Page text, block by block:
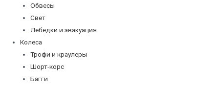
Обвесы
Свет
Лебедки и эвакуация
Колеса
Трофи и краулеры
Шорт-корс
Багги